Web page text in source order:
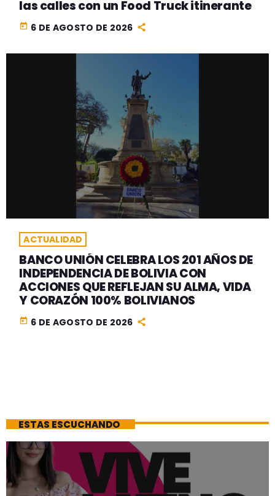
las calles con un Food Truck itinerante
today 6 DE AGOSTO DE 2026
ACTUALIDAD
BANCO UNIÓN CELEBRA LOS 201 AÑOS DE
INDEPENDENCIA DE BOLIVIA CON
ACCIONES QUE REFLEJAN SU ALMA, VIDA
Y CORAZÓN 100% BOLIVIANOS
today 6 DE AGOSTO DE 2026
ESTAS ESCUCHANDO